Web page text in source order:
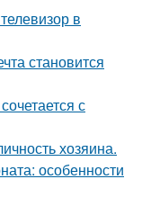
в
становится
с
хозяина.
особенности